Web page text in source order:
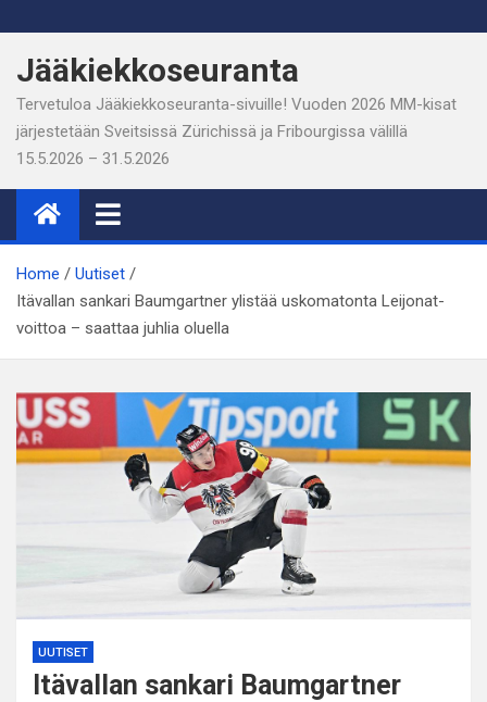
to
content
Jääkiekkoseuranta
Tervetuloa Jääkiekkoseuranta-sivuille! Vuoden 2026 MM-kisat
järjestetään Sveitsissä Zürichissä ja Fribourgissa välillä
15.5.2026 – 31.5.2026
Home
Uutiset
Itävallan sankari Baumgartner ylistää uskomatonta Leijonat-
voittoa – saattaa juhlia oluella
UUTISET
Itävallan sankari Baumgartner